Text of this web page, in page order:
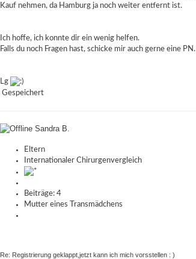
Kauf nehmen, da Hamburg ja noch weiter entfernt ist.
Ich hoffe, ich konnte dir ein wenig helfen.
Falls du noch Fragen hast, schicke mir auch gerne eine PN.
Lg
Gespeichert
Sandra B.
Eltern
Internationaler Chirurgenvergleich
Beiträge: 4
Mutter eines Transmädchens
Re: Registrierung geklappt,jetzt kann ich mich vorsstellen : )